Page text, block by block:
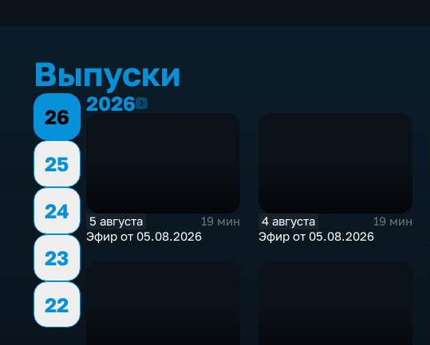
Выпуски
26
25
24
23
22
20262026
5 августа
19 мин
Эфир от 05.08.2026
4 августа
19 мин
Эфир от 05.08.2026